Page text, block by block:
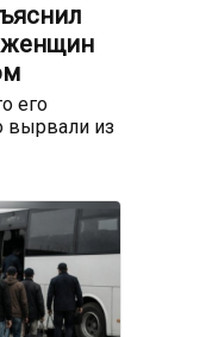
женщин
его
вырвали из